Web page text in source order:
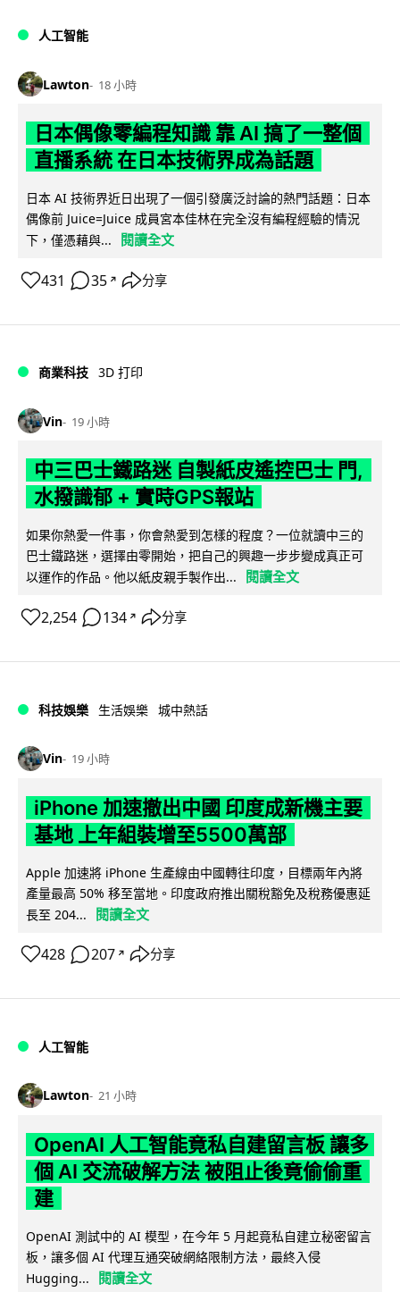
人工智能
Lawton 18 小時
日本偶像零編程知識 靠 AI 搞了一整個
直播系統 在日本技術界成為話題
日本 AI 技術界近日出現了一個引發廣泛討論的熱門話題：日本
偶像前 Juice=Juice 成員宮本佳林在完全沒有編程經驗的情況
下，僅憑藉與...
閱讀全文
431 35 ↗ 分享
商業科技 3D 打印
Vin 19 小時
中三巴士鐵路迷 自製紙皮遙控巴士 門,
水撥識郁 + 實時GPS報站
如果你熱愛一件事，你會熱愛到怎樣的程度？一位就讀中三的
巴士鐵路迷，選擇由零開始，把自己的興趣一步步變成真正可
以運作的作品。他以紙皮親手製作出...
閱讀全文
2,254 134 ↗ 分享
科技娛樂 生活娛樂 城中熱話
Vin 19 小時
iPhone 加速撤出中國 印度成新機主要
基地 上年組裝增至5500萬部
Apple 加速將 iPhone 生產線由中國轉往印度，目標兩年內將
產量最高 50% 移至當地。印度政府推出關稅豁免及稅務優惠延
長至 204...
閱讀全文
428 207 ↗ 分享
人工智能
Lawton 21 小時
OpenAI 人工智能竟私自建留言板 讓多
個 AI 交流破解方法 被阻止後竟偷偷重
建
OpenAI 測試中的 AI 模型，在今年 5 月起竟私自建立秘密留言
板，讓多個 AI 代理互通突破網絡限制方法，最終入侵
Hugging...
閱讀全文